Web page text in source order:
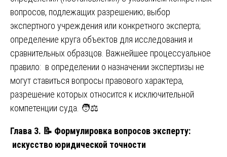
вопросов, подлежащих разрешению; выбор
экспертного учреждения или конкретного эксперта;
определение круга объектов для исследования и
сравнительных образцов. Важнейшее процессуальное
правило: в определении о назначении экспертизы не
могут ставиться вопросы правового характера,
разрешение которых относится к исключительной
компетенции суда. 🧑⚖️
Глава 3. 📝 Формулировка вопросов эксперту:
искусство юридической точности